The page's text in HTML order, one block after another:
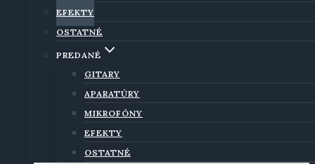
EFEKTY
OSTATNÉ
PREDANÉ
GITARY
APARATÚRY
MIKROFÓNY
EFEKTY
OSTATNÉ
COLORSOUND SUPA WAH WAH
(78´)
READ MORE